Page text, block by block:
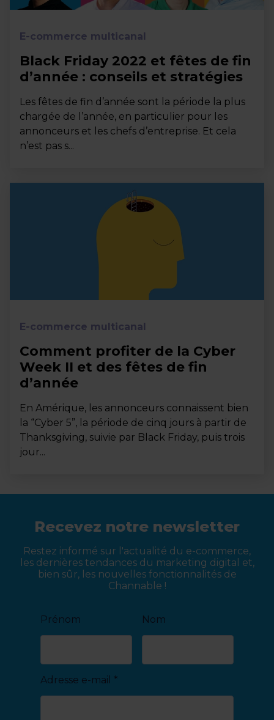
E-commerce multicanal
Black Friday 2022 et fêtes de fin
d’année : conseils et stratégies
Les fêtes de fin d’année sont la période la plus
chargée de l’année, en particulier pour les
annonceurs et les chefs d’entreprise. Et cela
n’est pas s...
E-commerce multicanal
Comment profiter de la Cyber
Week II et des fêtes de fin
d’année
En Amérique, les annonceurs connaissent bien
la “Cyber 5”, la période de cinq jours à partir de
Thanksgiving, suivie par Black Friday, puis trois
jour...
Recevez notre newsletter
Restez informé sur l'actualité du e-commerce,
les dernières tendances du marketing digital et,
bien sûr, les nouvelles fonctionnalités de
Channable !
Prénom Nom
Adresse e-mail *